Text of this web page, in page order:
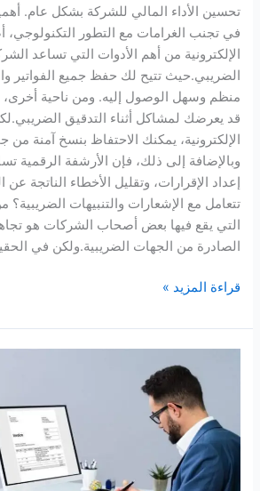
تحسين الأداء المالي للشركة بشكل عام.
في تجنب الغرامات مع التطور
الإلكترونية من أهم الأدوات التي تساعد
الضريبي.حيث تتيح لك حفظ جميع الفواتير
منظم وسهل الوصول إليه. ومن ناحية
قد يعرضك لمشاكل أثناء التدقيق
الإلكترونية، يمكنك الاحتفاظ بنسخ آمنة من
وبالإضافة إلى ذلك، فإن الأرشفة الرقمية
إعداد الإقرارات، وتقليل الأخطاء الناتجة
تتعامل مع الإشعارات والتنبيهات الضريبية؟
التي يقع فيها بعض أصحاب الشركات هو
الصادرة من الجهات الضريبية.ولكن في
قراءة المزيد »
ضريبي
معتمد
في
الإمارات